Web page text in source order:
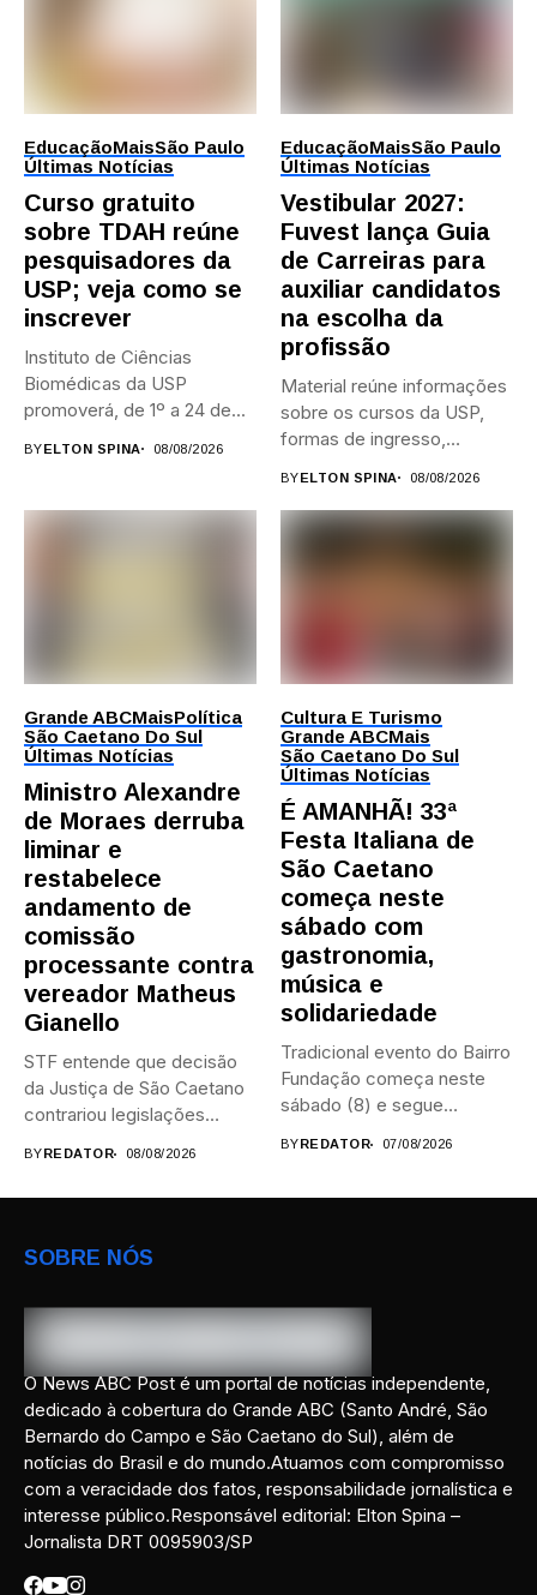
EducaçãoMaisSão Paulo
Últimas Notícias
Curso gratuito
sobre TDAH reúne
pesquisadores da
USP; veja como se
inscrever
Instituto de Ciências
Biomédicas da USP
promoverá, de 1º a 24 de...
BYELTON SPINA 08/08/2026
EducaçãoMaisSão Paulo
Últimas Notícias
Vestibular 2027:
Fuvest lança Guia
de Carreiras para
auxiliar candidatos
na escolha da
profissão
Material reúne informações
sobre os cursos da USP,
formas de ingresso,
BYELTON SPINA 08/08/2026
Grande ABCMaisPolítica
São Caetano Do Sul
Últimas Notícias
Ministro Alexandre
de Moraes derruba
liminar e
restabelece
andamento de
comissão
processante contra
vereador Matheus
Gianello
STF entende que decisão
da Justiça de São Caetano
contrariou legislações
BY REDATOR 08/08/2026
Cultura E Turismo
Grande ABCMais
São Caetano Do Sul
Últimas Notícias
É AMANHÃ! 33ª
Festa Italiana de
São Caetano
começa neste
sábado com
gastronomia,
música e
solidariedade
Tradicional evento do Bairro
Fundação começa neste
sábado (8) e segue
BY REDATOR 07/08/2026
SOBRE NÓS
O News ABC Post é um portal de notícias independente,
dedicado à cobertura do Grande ABC (Santo André, São
Bernardo do Campo e São Caetano do Sul), além de
notícias do Brasil e do mundo.Atuamos com compromisso
com a veracidade dos fatos, responsabilidade jornalística e
interesse público.Responsável editorial: Elton Spina –
Jornalista DRT 0095903/SP